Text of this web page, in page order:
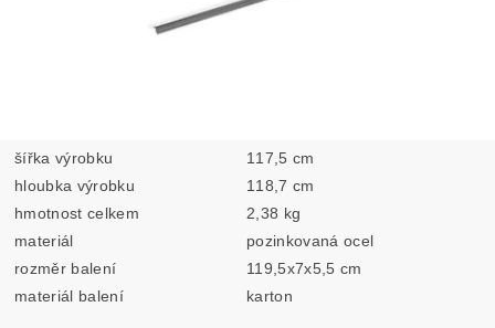
šířka výrobku
117,5 cm
hloubka výrobku
118,7 cm
hmotnost celkem
2,38 kg
materiál
pozinkovaná ocel
rozměr balení
119,5x7x5,5 cm
materiál balení
karton